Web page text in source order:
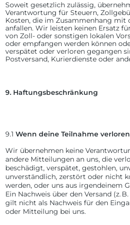
Soweit gesetzlich zulässig,
Verantwortung für Steuern,
Kosten, die im Zusammenhang mit
anfallen. Wir leisten keinen Ersatz
von Zoll- oder sonstigen lokalen
oder empfangen werden können
verspätet oder verloren gegangen
Postversand, Kurierdienste oder
9. Haftungsbeschränkung
9.1Wenn deine Teilnahme
Wir übernehmen keine
andere Mitteilungen an uns, die
beschädigt, verspätet, gestohlen,
unverständlich, zerstört oder nicht
werden, oder uns aus irgendeinem
Ein Nachweis über den Versand (z.
gilt nicht als Nachweis für den
oder Mitteilung bei uns.